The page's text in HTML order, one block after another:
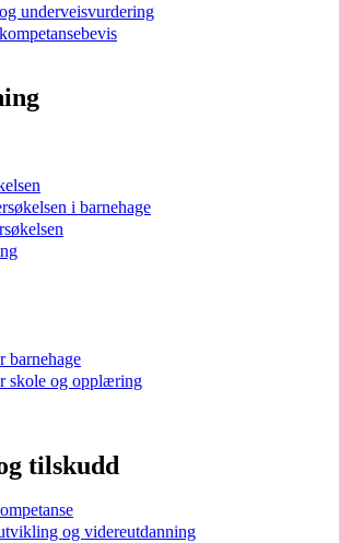
underveisvurdering
i barnehage
barnehage
skole og opplæring
tilskudd
og videreutdanning